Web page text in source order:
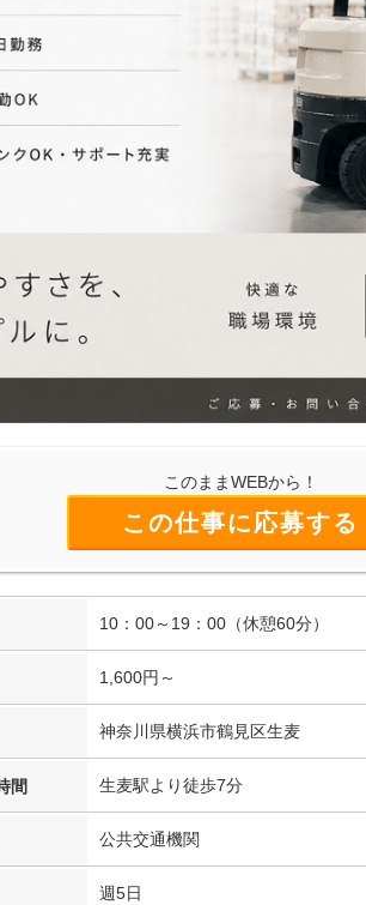
このままWEBから！
この仕事に応募する
10：00～19：00（休憩60分）
1,600円～
神奈川県横浜市鶴見区生麦
間 生麦駅より徒歩7分
公共交通機関
週5日